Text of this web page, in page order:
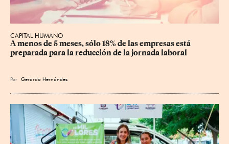
CAPITAL HUMANO
A menos de 5 meses, sólo 18% de las empresas está
preparada para la reducción de la jornada laboral
Por Gerardo Hernández